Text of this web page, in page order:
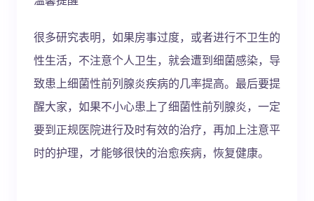
很多研究表明，如果房事过度，或者进行不卫生的
性生活，不注意个人卫生，就会遭到细菌感染，导
致患上细菌性前列腺炎疾病的几率提高。最后要提
醒大家，如果不小心患上了细菌性前列腺炎，一定
要到正规医院进行及时有效的治疗，再加上注意平
时的护理，才能够很快的治愈疾病，恢复健康。